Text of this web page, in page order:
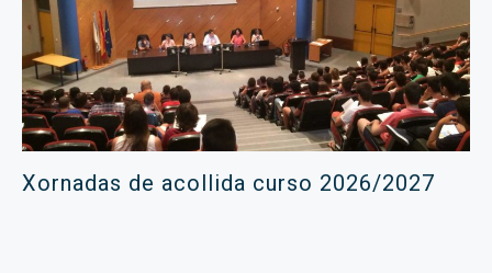
Xornadas de acollida curso 2026/2027